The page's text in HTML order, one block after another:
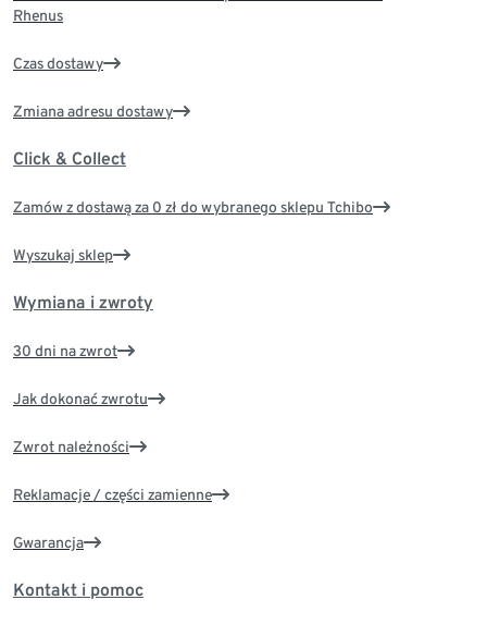
Rhenus
Czas dostawy
Zmiana adresu dostawy
Click & Collect
Zamów z dostawą za 0 zł do wybranego sklepu Tchibo
Wyszukaj sklep
Wymiana i zwroty
30 dni na zwrot
Jak dokonać zwrotu
Zwrot należności
Reklamacje / części zamienne
Gwarancja
Kontakt i pomoc